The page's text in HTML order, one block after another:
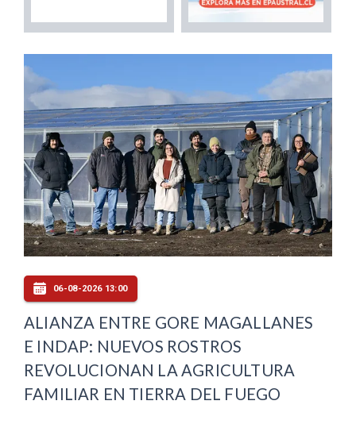
06-08-2026 13:00
ALIANZA ENTRE GORE MAGALLANES
E INDAP: NUEVOS ROSTROS
REVOLUCIONAN LA AGRICULTURA
FAMILIAR EN TIERRA DEL FUEGO